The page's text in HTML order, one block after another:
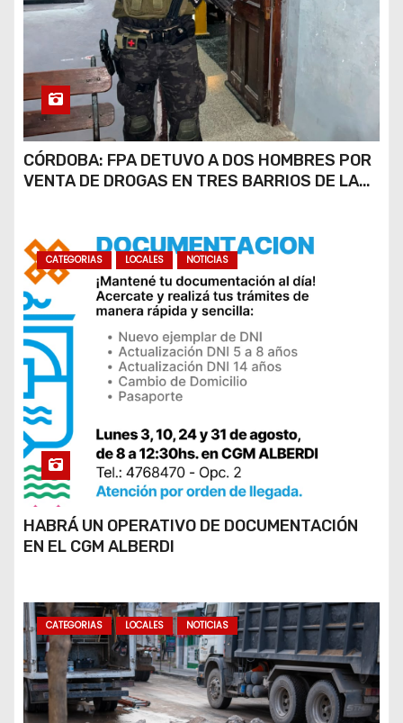
CÓRDOBA: FPA DETUVO A DOS HOMBRES POR
VENTA DE DROGAS EN TRES BARRIOS DE LA
CATEGORIAS LOCALES NOTICIAS
HABRÁ UN OPERATIVO DE DOCUMENTACIÓN
EN EL CGM ALBERDI
CATEGORIAS LOCALES NOTICIAS